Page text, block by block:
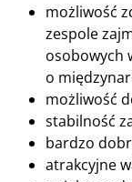
możliwość
zespole
osobowych
o
możliwość
stabilność
bardzo
atrakcyjne